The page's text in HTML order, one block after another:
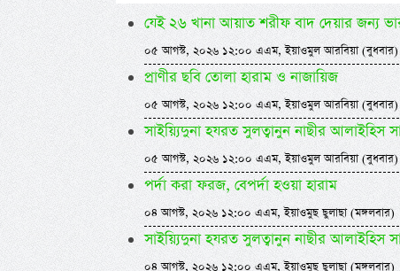
যেই ২৬ খানা আয়াত শরীফ বাদ দেয়ার জন্য
০৫ আগস্ট, ২০২৬ ১২:০০ এএম, ইয়াওমুল আরবিয়া (বুধবার)
প্রাণীর ছবি তোলা হারাম ও নাজায়িজ
০৫ আগস্ট, ২০২৬ ১২:০০ এএম, ইয়াওমুল আরবিয়া (বুধবার)
সাইয়্যিদুনা হযরত সুলত্বানুন নাছীর আলাইহিস
০৫ আগস্ট, ২০২৬ ১২:০০ এএম, ইয়াওমুল আরবিয়া (বুধবার)
পর্দা করা ফরজ, বেপর্দা হওয়া হারাম
০৪ আগস্ট, ২০২৬ ১২:০০ এএম, ইয়াওমুছ ছুলাছা (মঙ্গলবার)
সাইয়্যিদুনা হযরত সুলত্বানুন নাছীর আলাইহিস
০৪ আগস্ট, ২০২৬ ১২:০০ এএম, ইয়াওমুছ ছুলাছা (মঙ্গলবার)